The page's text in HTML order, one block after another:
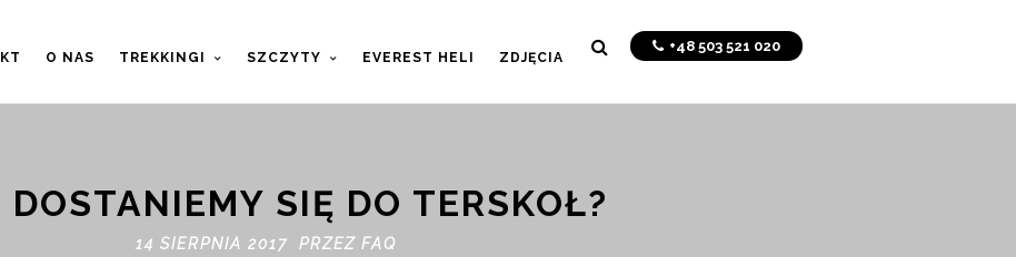
+48 503 521 020
O NAS TREKKINGI SZCZYTY EVEREST HELI ZDJĘCIA
DOSTANIEMY SIĘ DO TERSKOŁ?
14 SIERPNIA 2017 PRZEZ FAQ